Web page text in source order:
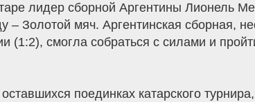
лидер сборной Аргентины Лионель
Золотой мяч. Аргентинская сборная,
смогла собраться с силами и
поединках катарского